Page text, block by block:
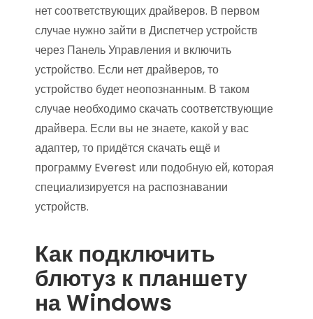
нет соответствующих драйверов. В первом
случае нужно зайти в Диспетчер устройств
через Панель Управления и включить
устройство. Если нет драйверов, то
устройство будет неопознанным. В таком
случае необходимо скачать соответствующие
драйвера. Если вы не знаете, какой у вас
адаптер, то придётся скачать ещё и
программу Everest или подобную ей, которая
специализируется на распознавании
устройств.
Как подключить
блютуз к планшету
на Windows